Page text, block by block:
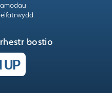
bostio
UP